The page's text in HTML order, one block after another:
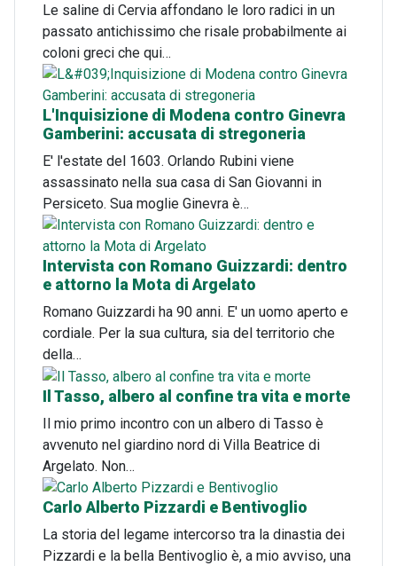
Le saline di Cervia affondano le loro radici in un
passato antichissimo che risale probabilmente ai
coloni greci che qui…
L'Inquisizione di Modena contro Ginevra
Gamberini: accusata di stregoneria
E' l'estate del 1603. Orlando Rubini viene
assassinato nella sua casa di San Giovanni in
Persiceto. Sua moglie Ginevra è…
Intervista con Romano Guizzardi: dentro
e attorno la Mota di Argelato
Romano Guizzardi ha 90 anni. E' un uomo aperto e
cordiale. Per la sua cultura, sia del territorio che
della…
Il Tasso, albero al confine tra vita e morte
Il mio primo incontro con un albero di Tasso è
avvenuto nel giardino nord di Villa Beatrice di
Argelato. Non…
Carlo Alberto Pizzardi e Bentivoglio
La storia del legame intercorso tra la dinastia dei
Pizzardi e la bella Bentivoglio è, a mio avviso, una